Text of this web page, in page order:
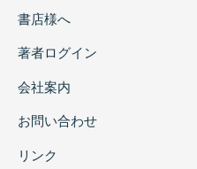
書店様へ
著者ログイン
会社案内
お問い合わせ
リンク